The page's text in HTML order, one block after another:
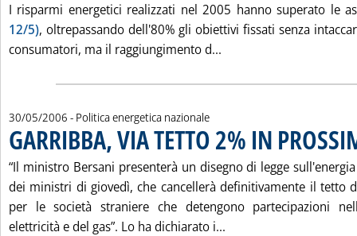
I risparmi energetici realizzati nel 2005 hanno superato le
12/5), oltrepassando dell'80% gli obiettivi fissati senza
consumatori, ma il raggiungimento d...
30/05/2006 - Politica energetica nazionale
GARRIBBA, VIA TETTO 2% IN
“Il ministro Bersani presenterà un disegno di legge
dei ministri di giovedì, che cancellerà definitivamente il tetto
per le società straniere che detengono partecipazioni
elettricità e del gas”. Lo ha dichiarato i...